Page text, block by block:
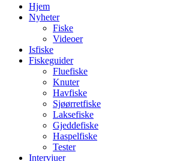
Hjem
Nyheter
Fiske
Videoer
Isfiske
Fiskeguider
Fluefiske
Knuter
Havfiske
Sjøørretfiske
Laksefiske
Gjeddefiske
Haspelfiske
Tester
Intervjuer